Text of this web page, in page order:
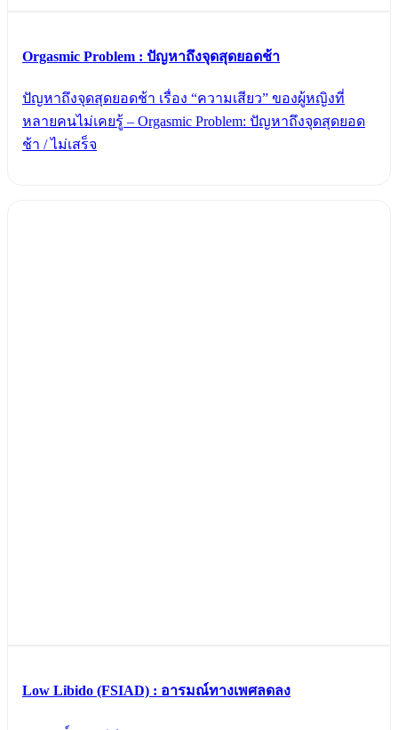
Orgasmic Problem : ปัญหาถึงจุดสุดยอดช้า
ปัญหาถึงจุดสุดยอดช้า เรื่อง “ความเสียว” ของผู้หญิงที่
หลายคนไม่เคยรู้ – Orgasmic Problem: ปัญหาถึงจุดสุดยอด
ช้า / ไม่เสร็จ
Low Libido (FSIAD) : อารมณ์ทางเพศลดลง